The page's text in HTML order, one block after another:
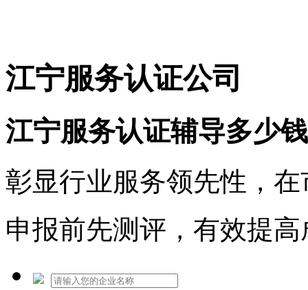
江宁服务认证公司
江宁服务认证辅导多少钱
彰显行业服务领先性，
申报前先测评，有效提